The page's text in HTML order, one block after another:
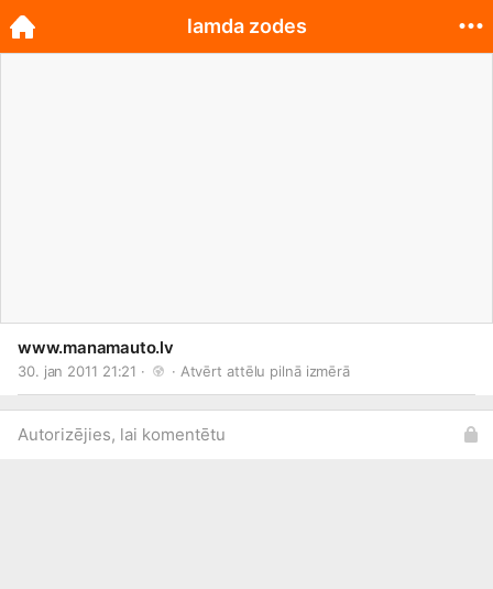
www.manamauto.lv
30. jan 2011 21:21 · · Atvērt attēlu pilnā izmērā
Autorizējies, lai komentētu
lamda zodes